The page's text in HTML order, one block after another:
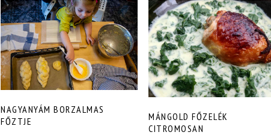
NAGYANYÁM BORZALMAS
FŐZTJE
MÁNGOLD FŐZELÉK
CITROMOSAN